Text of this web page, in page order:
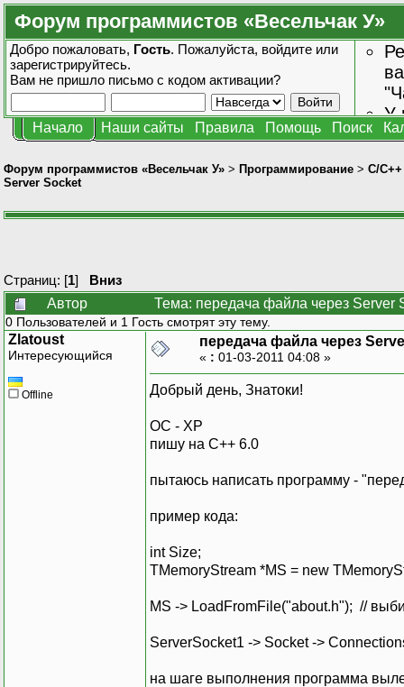
Форум программистов «Весельчак У»
Добро пожаловать, Гость. Пожалуйста, войдите или
зарегистрируйтесь.
Вам не пришло письмо с кодом активации?
У
Начало Наши сайты Правила Помощь Поиск
Форум программистов «Весельчак У» > Программирование > C/C++
Server Socket
Страниц: [1] Вниз
Автор
Тема: передача файла через Server
0 Пользователей и 1 Гость смотрят эту тему.
Zlatoust
Интересующийся
Offline
передача файла через
« : 01-03-2011 04:08 »
Добрый день, Знатоки!
ОС - ХР
пишу на С++ 6.0
пытаюсь написать программу -
пример кода:
int Size;
TMemoryStream *MS = new
MS -> LoadFromFile("about.h"); //
ServerSocket1 -> Socket ->
на шаге выполнения программа